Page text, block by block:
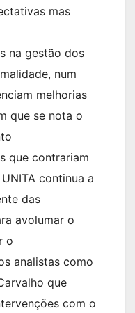
mas
na gestão dos
num
melhorias
que se nota o
que contrariam
continua a
das
avolumar o
o
analistas como
que
com o